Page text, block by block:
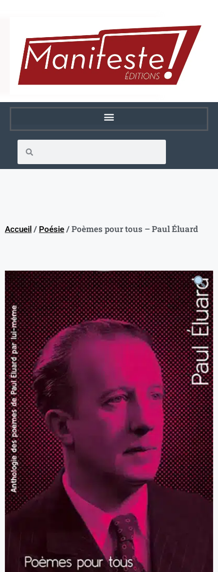
Accueil / Poésie / Poèmes pour tous – Paul Éluard